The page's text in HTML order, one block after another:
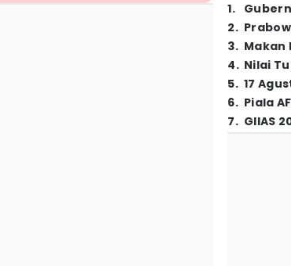
1.
2.
3. Makan
4. Nilai
5. 17
6. Piala
7. GIIAS